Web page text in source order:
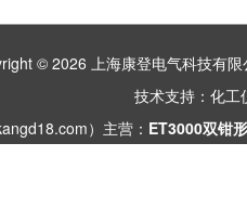
© 2026 上海康登电气科技有
技术支持： 化工
）主营： ET3000双钳